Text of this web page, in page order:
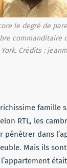
le degré de
commanditaire
Crédits :
famille
RTL, les
pénétrer dans
Mais ils